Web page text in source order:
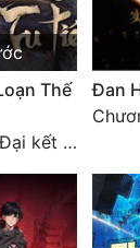
Thế
Chương 2638 - Đại kết cục (3)
Đan